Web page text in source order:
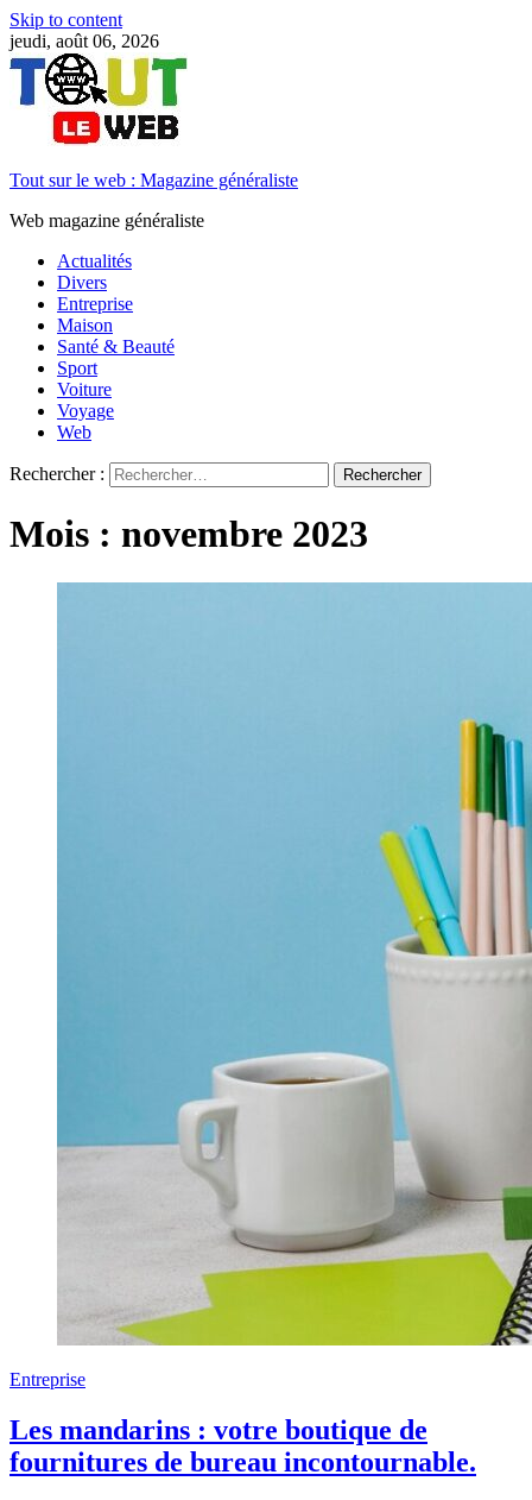
Skip to content
jeudi, août 06, 2026
Tout sur le web : Magazine généraliste
Web magazine généraliste
Actualités
Divers
Entreprise
Maison
Santé & Beauté
Sport
Voiture
Voyage
Web
Rechercher :
Mois : novembre 2023
Entreprise
Les mandarins : votre boutique de
fournitures de bureau incontournable.